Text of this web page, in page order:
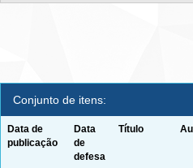
Conjunto de itens:
Data de
publicação
Data
de
defesa
Título